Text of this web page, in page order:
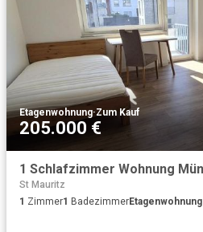
Etagenwohnung·Zum Kauf
205.000 €
St Mauritz
1 Zimmer1 BadezimmerEtagenwohnung